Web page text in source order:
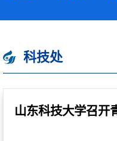
科技处
山东科技大学召开